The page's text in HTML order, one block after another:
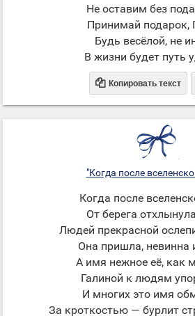
Не оставим без
Принимай подарок,
Будь весёлой, не
В жизни будет путь
 Копировать текст
"Когда после
Когда после
От берега
Людей прекрасной
Она пришла, невинна
А имя нежное её, как
Галиной к людям
И многих это имя
За кроткостью — бурлит